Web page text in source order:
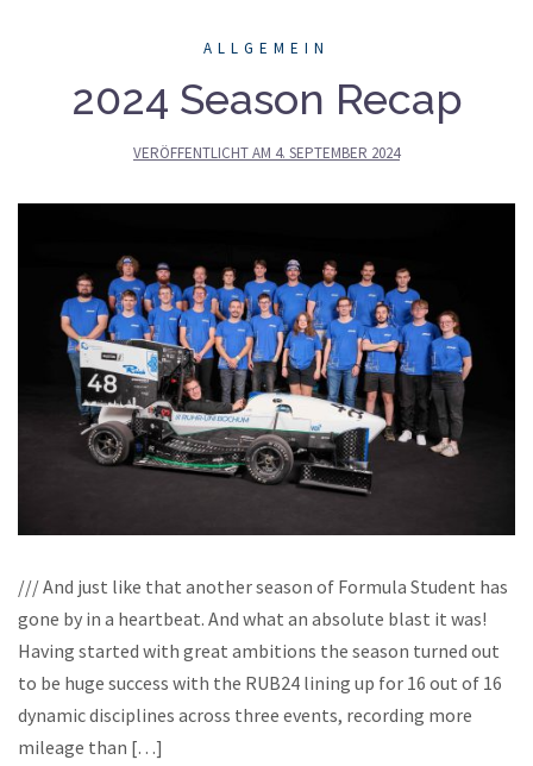
ALLGEMEIN
2024 Season Recap
VERÖFFENTLICHT AM 4. SEPTEMBER 2024
/// And just like that another season of Formula Student has
gone by in a heartbeat. And what an absolute blast it was!
Having started with great ambitions the season turned out
to be huge success with the RUB24 lining up for 16 out of 16
dynamic disciplines across three events, recording more
mileage than […]